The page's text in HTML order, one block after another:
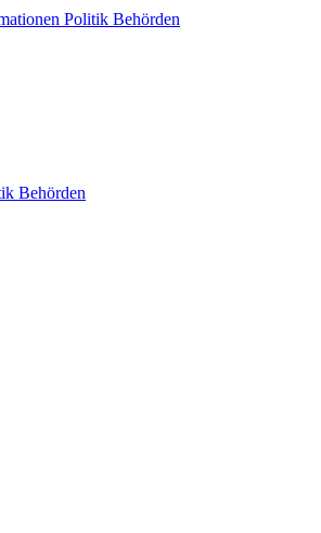
Politik Behörden
Behörden